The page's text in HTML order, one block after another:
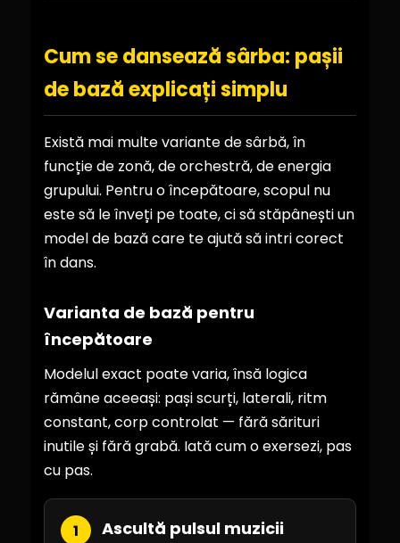
Cum se dansează sârba: pașii
de bază explicați simplu
Există mai multe variante de sârbă, în
funcție de zonă, de orchestră, de energia
grupului. Pentru o începătoare, scopul nu
este să le înveți pe toate, ci să stăpânești un
model de bază care te ajută să intri corect
în dans.
Varianta de bază pentru
începătoare
Modelul exact poate varia, însă logica
rămâne aceeași: pași scurți, laterali, ritm
constant, corp controlat — fără sărituri
inutile și fără grabă. Iată cum o exersezi, pas
cu pas.
1 Ascultă pulsul muzicii